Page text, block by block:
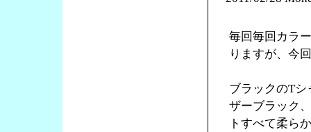
毎回毎回カラ
りますが、今
ブラックのT
ザーブラック
トすべて柔ら